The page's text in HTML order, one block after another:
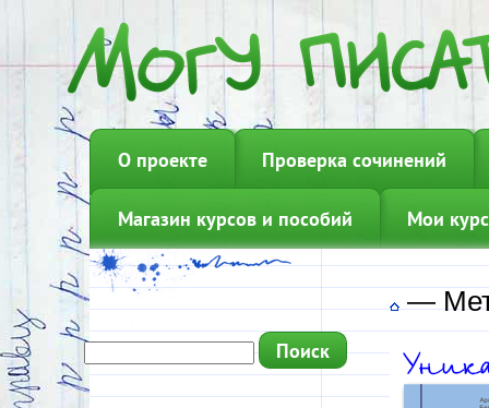
О проекте Проверка сочинений
Магазин курсов и пособий Мои
—